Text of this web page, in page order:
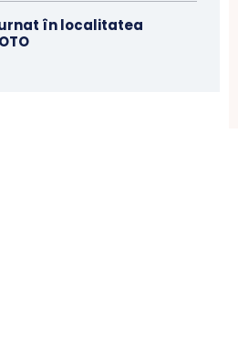
în localitatea